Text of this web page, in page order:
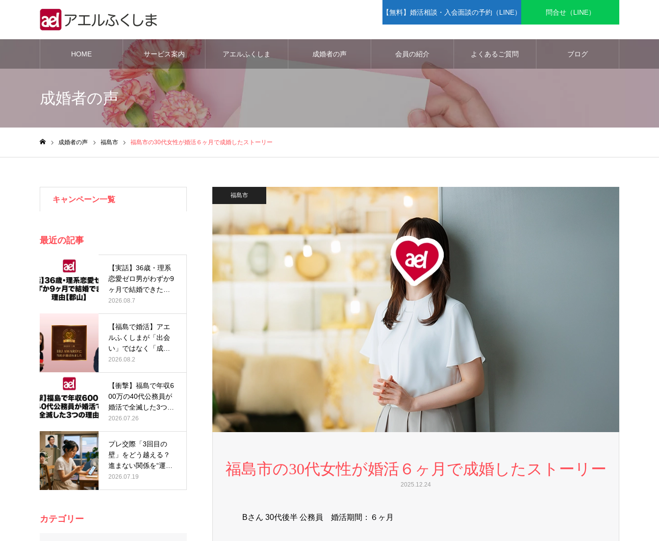
【無料】婚活相談・入会面談の予約（LINE） 問合せ（LINE）
HOME サービス案内 アエルふくしま 成婚者の声 会員の紹介 よくあるご質問 ブログ
成婚者の声
成婚者の声 福島市 福島市の30代女性が婚活６ヶ月で成婚したストーリー
福島市
福島市の30代女性が婚活６ヶ月で成婚したストーリー
2025.12.24
Bさん 30代後半 公務員 婚活期間：６ヶ月
キャンペーン一覧
最近の記事
【実話】36歳・理系
恋愛ゼロ男がわずか9
ヶ月で結婚できた理
由【郡山…
2026.08.7
【福島で婚活】アエ
ルふくしまが「出会
い」ではなく「成
婚」にこだわり…
2026.08.2
【衝撃】福島で年収6
00万の40代公務員が
婚活で全滅した3つの
理由…
2026.07.26
プレ交際「3回目の
壁」をどう越える？
進まない関係を“運
命”に変える…
2026.07.19
カテゴリー